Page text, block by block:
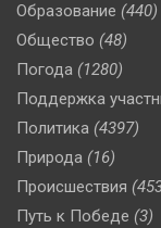
Образование (440)
Общество (48)
Погода (1280)
Поддержка
Политика (4397)
Природа (16)
Происшествия
Путь к Победе (3)